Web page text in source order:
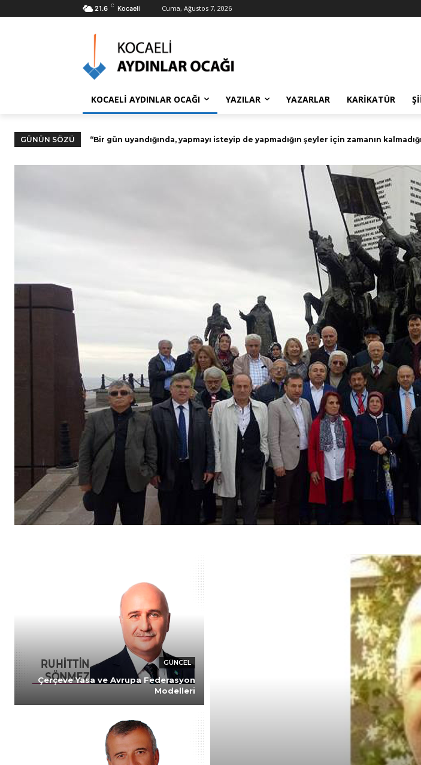
21.6 C Kocaeli Cuma, Ağustos 7, 2026
KOCAELİ AYDINLAR OCAĞI YAZILAR YAZARLAR KARIKATÜR
GÜNÜN SÖZÜ Dünyasına isyan etmeyen ruh, Allah’a teslim olmamıştır. Nurettin Topçu
GÜNCEL
Çerçeve Yasa ve Avrupa Federasyon
Modelleri